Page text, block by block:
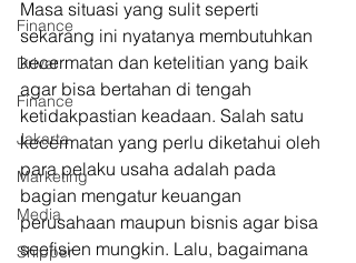
Finance
Driver
Finance
Jakarta
Marketing
Media
Shipper
Masa situasi yang sulit seperti
sekarang ini nyatanya membutuhkan
kecermatan dan ketelitian yang baik
agar bisa bertahan di tengah
ketidakpastian keadaan. Salah satu
kecermatan yang perlu diketahui oleh
para pelaku usaha adalah pada
bagian mengatur keuangan
perusahaan maupun bisnis agar bisa
seefisien mungkin. Lalu, bagaimana